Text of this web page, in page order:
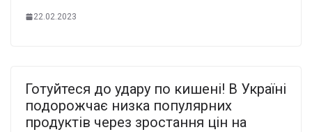
22.02.2023
Готуйтеся до удару по кишені! В Україні
подорожчає низка популярних
продуктів через зростання цін на